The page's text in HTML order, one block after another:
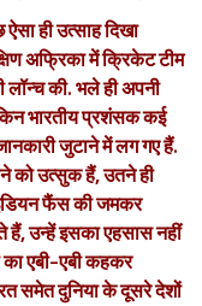
ही उत्साह दिखा
अफ्रिका में क्रिकेट टीम
लॉन्च की. भले ही अपनी
भारतीय प्रशंसक कई
जुटाने में लग गए हैं.
को उत्सुक हैं, उतने ही
फैंस की जमकर
हैं, उन्हें इसका एहसास नहीं
एबी-एबी कहकर
समेत दुनिया के दूसरे देशों